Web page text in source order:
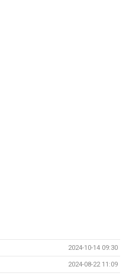
2024-10-14 09:30
2024-08-22 11:09